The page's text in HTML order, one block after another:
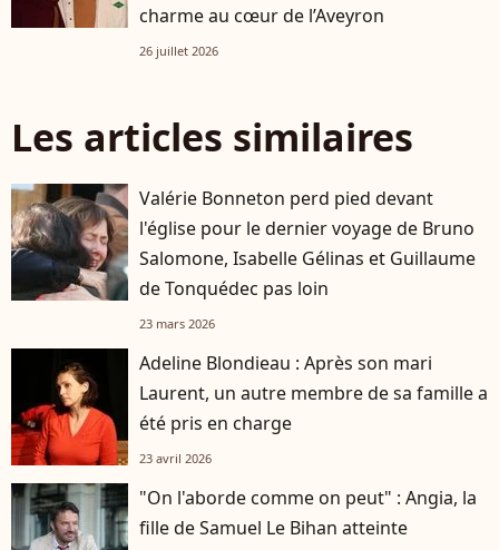
charme au cœur de l’Aveyron
26 juillet 2026
Les articles similaires
Valérie Bonneton perd pied devant
l'église pour le dernier voyage de Bruno
Salomone, Isabelle Gélinas et Guillaume
de Tonquédec pas loin
23 mars 2026
Adeline Blondieau : Après son mari
Laurent, un autre membre de sa famille a
été pris en charge
23 avril 2026
"On l'aborde comme on peut" : Angia, la
fille de Samuel Le Bihan atteinte